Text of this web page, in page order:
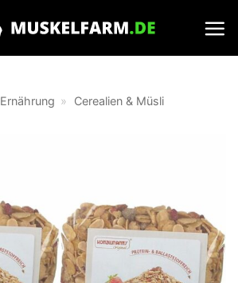
Ernährung » Cerealien & Müsli